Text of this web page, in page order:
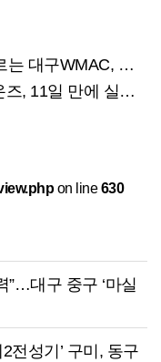
무더위 대비 ‘비상’
하는 KIA와 광주서 맞대결
on line630
”…대구 중구 ‘마실
전성기’ 구미, 동구